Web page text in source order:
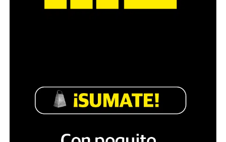
las normas supranacionales que constituyen la ley